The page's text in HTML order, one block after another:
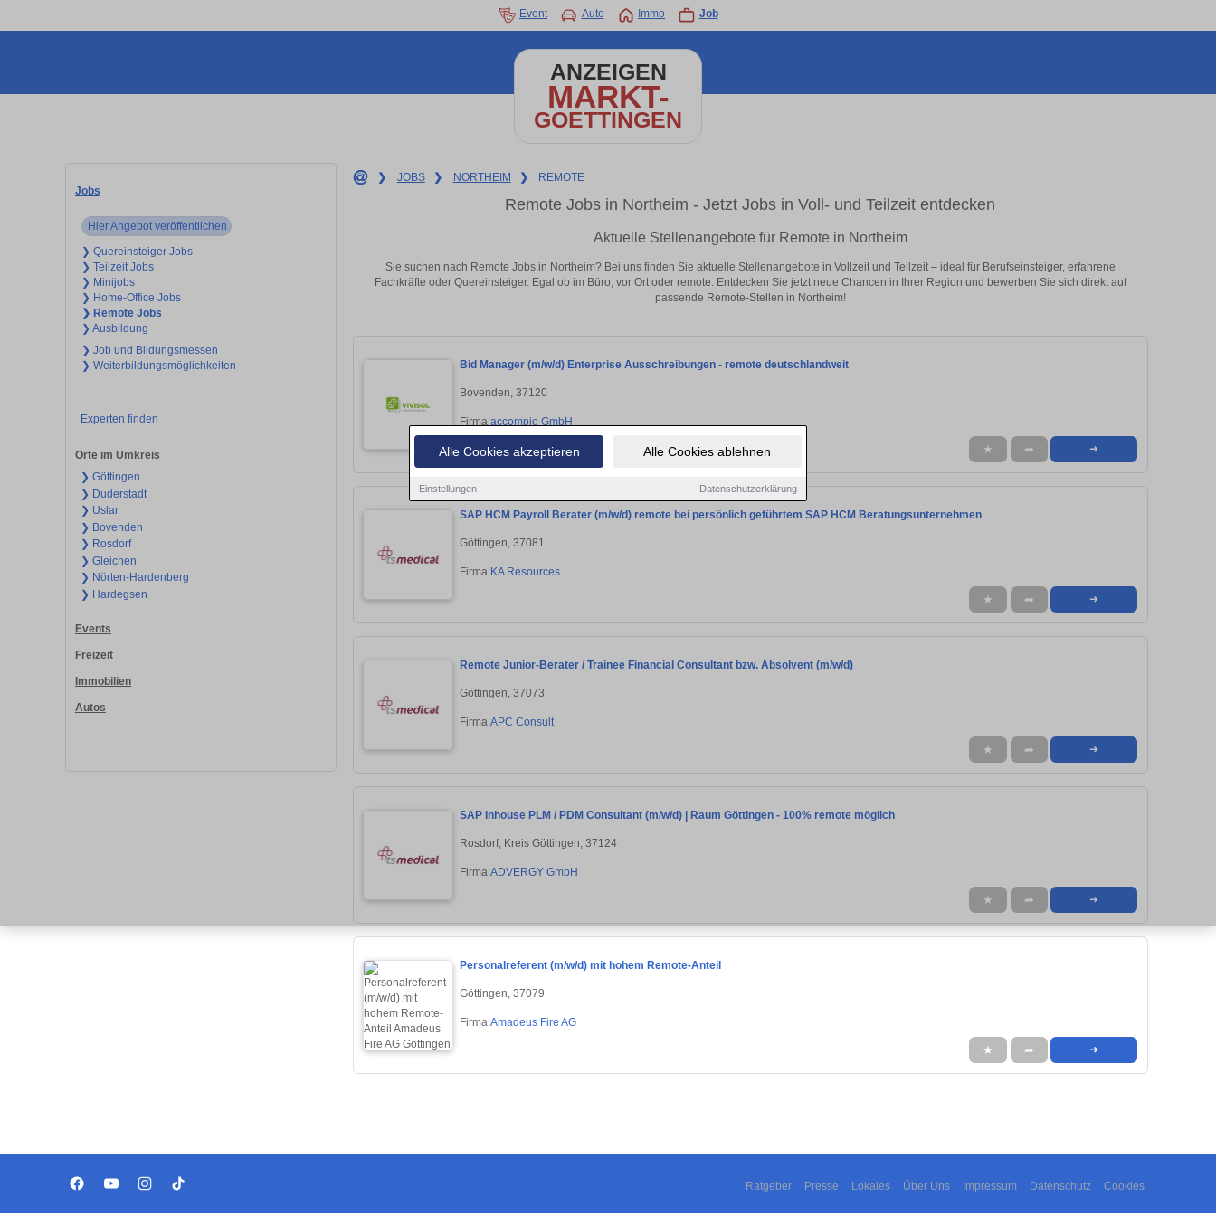
Alle Cookies akzeptieren Alle Cookies ablehnen
Einstellungen Datenschutzerklärung
Event Auto Immo Job
ANZEIGEN
MARKT-
GOETTINGEN
Jobs
Hier Angebot veröffentlichen
❯ Quereinsteiger Jobs
❯ Teilzeit Jobs
❯ Minijobs
❯ Home-Office Jobs
❯ Remote Jobs
❯ Ausbildung
❯ Job und Bildungsmessen
❯ Weiterbildungsmöglichkeiten
Experten finden
Orte im Umkreis
❯ Göttingen
❯ Duderstadt
❯ Uslar
❯ Bovenden
❯ Rosdorf
❯ Gleichen
❯ Nörten-Hardenberg
❯ Hardegsen
Events
Freizeit
Immobilien
Autos
❯ JOBS ❯ NORTHEIM ❯ REMOTE
Remote Jobs in Northeim - Jetzt Jobs in Voll- und Teilzeit entdecken
Aktuelle Stellenangebote für Remote in Northeim
Sie suchen nach Remote Jobs in Northeim? Bei uns finden Sie aktuelle Stellenangebote in Vollzeit und Teilzeit – ideal für Berufseinsteiger, erfahrene
Fachkräfte oder Quereinsteiger. Egal ob im Büro, vor Ort oder remote: Entdecken Sie jetzt neue Chancen in Ihrer Region und bewerben Sie sich direkt auf
passende Remote-Stellen in Northeim!
Bid Manager (m/w/d) Enterprise Ausschreibungen - remote deutschlandweit
Bovenden, 37120
Firma:accompio GmbH
★ ➦ ➜
SAP HCM Payroll Berater (m/w/d) remote bei persönlich geführtem SAP HCM Beratungsunternehmen
Göttingen, 37081
Firma:KA Resources
★ ➦ ➜
Remote Junior-Berater / Trainee Financial Consultant bzw. Absolvent (m/w/d)
Göttingen, 37073
Firma:APC Consult
★ ➦ ➜
SAP Inhouse PLM / PDM Consultant (m/w/d) | Raum Göttingen - 100% remote möglich
Rosdorf, Kreis Göttingen, 37124
Firma:ADVERGY GmbH
★ ➦ ➜
Personalreferent (m/w/d) mit hohem Remote-Anteil
Göttingen, 37079
Firma:Amadeus Fire AG
★ ➦ ➜
Ratgeber Presse Lokales Über Uns Impressum Datenschutz Cookies